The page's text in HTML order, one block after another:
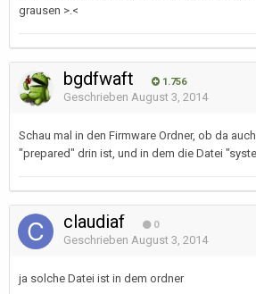
grausen >.<
bgdfwaft 1.756
Geschrieben August 3, 2014
Schau mal in den Firmware Ordner, ob da
"prepared" drin ist, und in dem die Datei
claudiaf 0
Geschrieben August 3, 2014
ja solche Datei ist in dem ordner